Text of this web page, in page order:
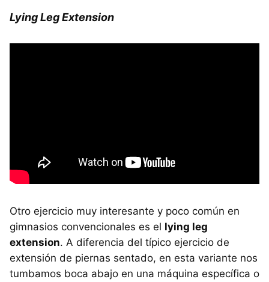
Lying Leg Extension
Otro ejercicio muy interesante y poco común en
gimnasios convencionales es el lying leg
extension. A diferencia del típico ejercicio de
extensión de piernas sentado, en esta variante nos
tumbamos boca abajo en una máquina específica o